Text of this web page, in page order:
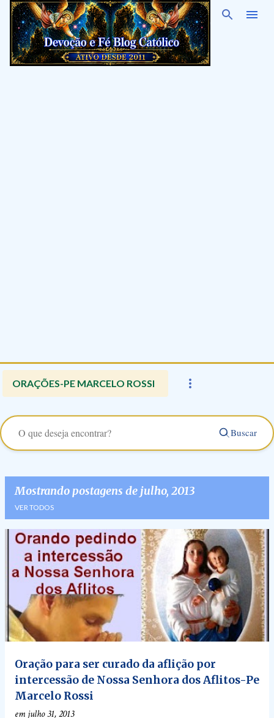
Pular para o conteúdo principal
ORAÇÕES-PE MARCELO ROSSI
Buscar
Mostrando postagens de julho, 2013
VER TODOS
t
g
Oração para ser curado da aflição por
intercessão de Nossa Senhora dos Aflitos-Pe
Marcelo Rossi
emjulho 31, 2013